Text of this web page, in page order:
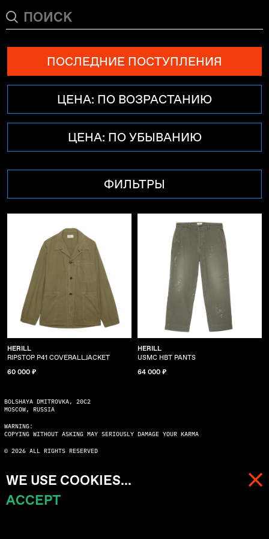
МЕНЮ
ПОСЛЕДНИЕ ПОСТУПЛЕНИЯ
ЦЕНА: ПО ВОЗРАСТАНИЮ
ЦЕНА: ПО УБЫВАНИЮ
ФИЛЬТРЫ
HERILL
RIPSTOP P41 COVERALLJACKET
60 000 ₽
HERILL
USMC HBT PANTS
64 000 ₽
BOLSHAYA DMITROVKA, 20C2
MOSCOW, RUSSIA
WARNING:
COPYING WITHOUT ASKING MAY SERIOUSLY DAMAGE YOUR KARMA
© 2026 ALL RIGHTS RESERVED
WE USE COOKIES...
ACCEPT